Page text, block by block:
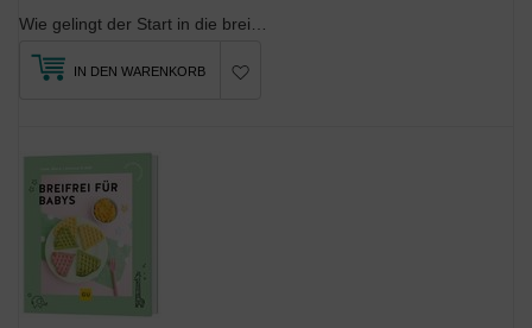
IN DEN WARENKORB